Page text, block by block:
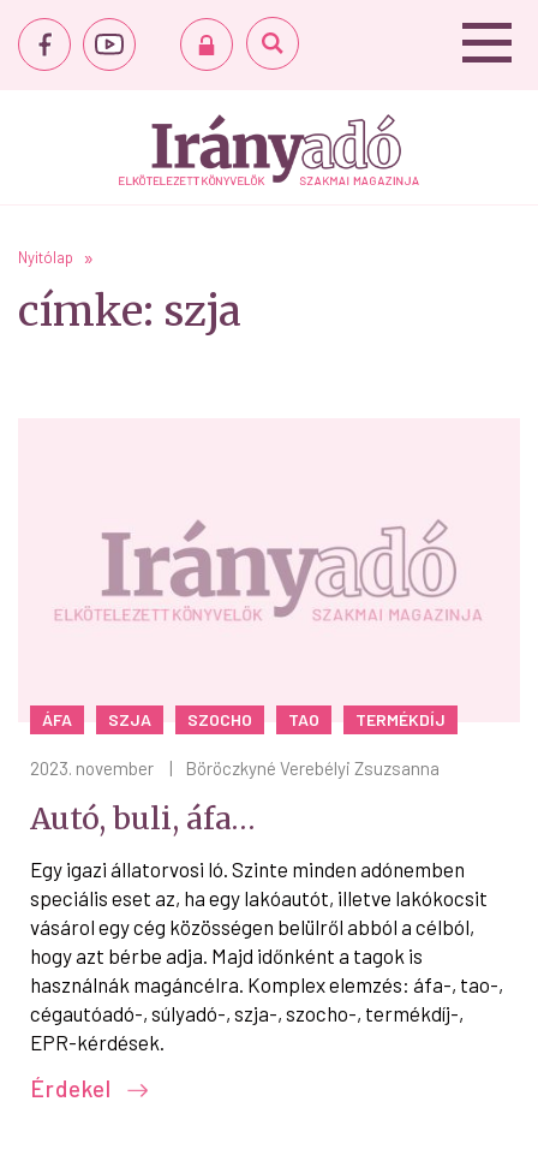
Nyitólap
címke: szja
ÁFA SZJA SZOCHO TAO TERMÉKDÍJ
2023. november | Böröczkyné Verebélyi Zsuzsanna
Autó, buli, áfa…
Egy igazi állatorvosi ló. Szinte minden adónemben
speciális eset az, ha egy lakóautót, illetve lakókocsit
vásárol egy cég közösségen belülről abból a célból,
hogy azt bérbe adja. Majd időnként a tagok is
használnák magáncélra. Komplex elemzés: áfa-, tao-,
cégautóadó-, súlyadó-, szja-, szocho-, termékdíj-,
EPR-kérdések.
Érdekel